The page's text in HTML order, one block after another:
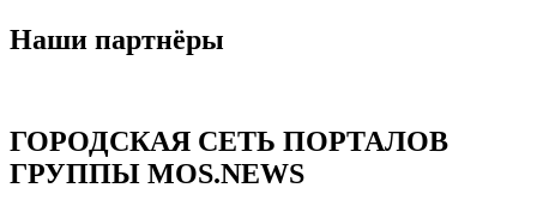
Наши партнёры
ГОРОДСКАЯ СЕТЬ ПОРТАЛОВ
ГРУППЫ MOS.NEWS